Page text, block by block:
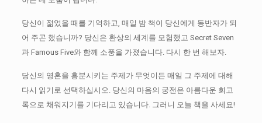
당신이 젊었을 때를 기억하고, 매일 밤 책이 당신에게 동반자가 되
어 주곤 했습니까? 당신은 환상의 세계를 모험했고 Secret Seven
과 Famous Five와 함께 소풍을 가졌습니다. 다시 한 번 해보자.
당신의 영혼을 흥분시키는 주제가 무엇이든 매일 그 주제에 대해
다시 읽기로 선택하십시오. 당신의 마음의 궁전은 아름다운 회고
록으로 채워지기를 기다리고 있습니다. 그러니 오늘 책을 사세요!